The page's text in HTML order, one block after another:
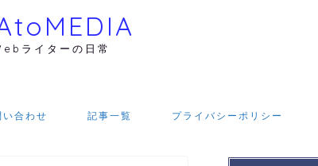
ライターの日常
い合わせ 記事一覧 プライバシーポリシー